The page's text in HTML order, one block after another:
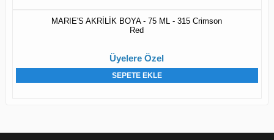
MARIE'S AKRİLİK BOYA - 75 ML - 315 Crimson
Red
Üyelere Özel
SEPETE EKLE